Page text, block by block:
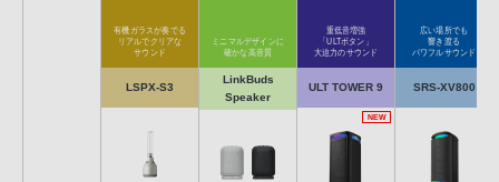
有機ガラスが奏でる
リアルでクリアな
サウンド
LSPX-S3
ミニマルデザインに
確かな高音質
LinkBuds
Speaker
重低音増強
「ULTボタン」
大迫力のサウンド
ULT TOWER 9
NEW
広い場所でも
響き渡る
パワフルサウンド
SRS-XV800